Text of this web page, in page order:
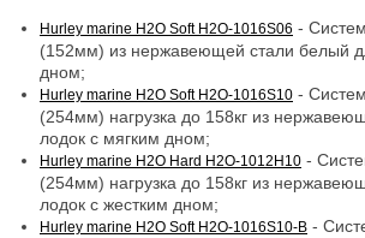
Hurley marine H2O Soft H2O-1016S06 -
(152мм) из нержавеющей стали белый
дном;
Hurley marine H2O Soft H2O-1016S10 -
(254мм) нагрузка до 158кг из
лодок с мягким дном;
Hurley marine H2O Hard H2O-1012H10 -
(254мм) нагрузка до 158кг из
лодок с жестким дном;
Hurley marine H2O Soft H2O-1016S10-B -